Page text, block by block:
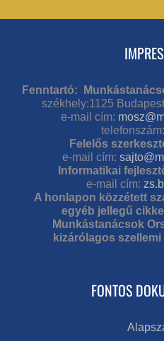
Fenntartó:
székhely:1125
e-mail cím:
Felelős
e-mail cím:
Informatikai
e-mail cím:
A honlapon közzétett
egyéb jellegű
Munkástanácsok
kizárólagos
FONTOS